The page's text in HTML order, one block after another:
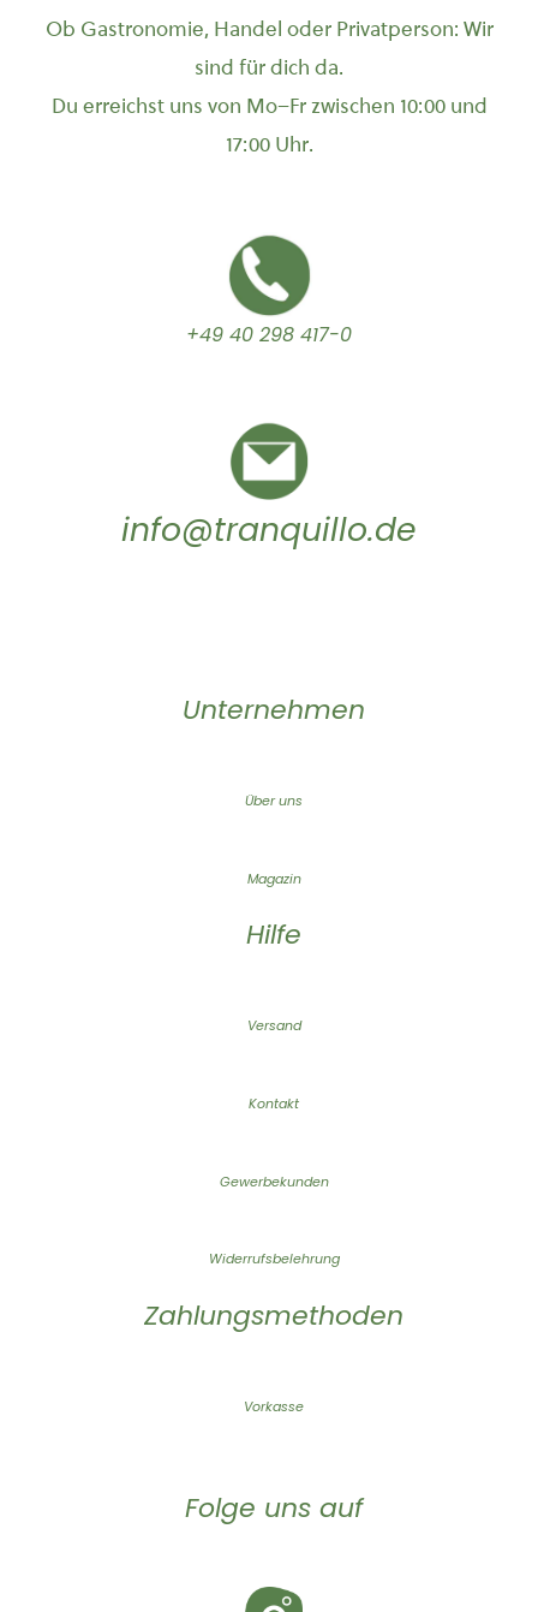
Ob Gastronomie, Handel oder Privatperson: Wir
sind für dich da.
Du erreichst uns von Mo–Fr zwischen 10:00 und
17:00 Uhr.
+49 40 298 417-0
info@tranquillo.de
Unternehmen
Über uns
Magazin
Hilfe
Versand
Kontakt
Gewerbekunden
Widerrufsbelehrung
Zahlungsmethoden
Vorkasse
Folge uns auf